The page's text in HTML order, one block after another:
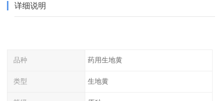
详细说明
品种 药用生地黄
类型 生地黄